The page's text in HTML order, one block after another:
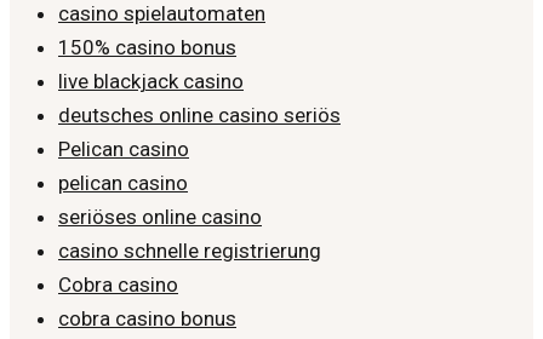
casino spielautomaten
150% casino bonus
live blackjack casino
deutsches online casino seriös
Pelican casino
pelican casino
seriöses online casino
casino schnelle registrierung
Cobra casino
cobra casino bonus